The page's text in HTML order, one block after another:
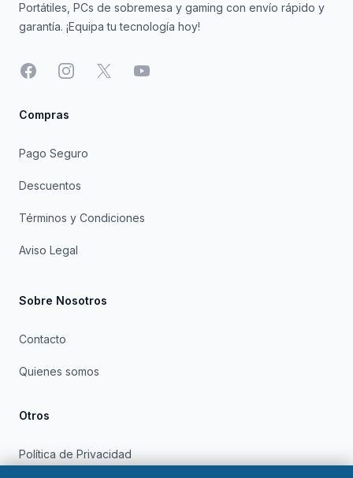
Portátiles, PCs de sobremesa y gaming con envío rápido y
garantía. ¡Equipa tu tecnología hoy!
FacebookInstagram
X YouTube
Compras
Pago Seguro
Descuentos
Términos y Condiciones
Aviso Legal
Sobre Nosotros
Contacto
Quienes somos
Otros
Política de Privacidad